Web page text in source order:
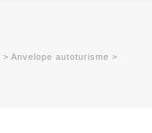
> Anvelope autoturisme >